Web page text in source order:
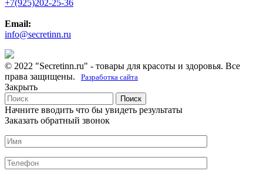
+7(925)202-25-36
Email:
info@secretinn.ru
© 2022 "Secretinn.ru" - товары для красоты и здоровья. Все
права защищены.
Разработка сайта
Закрыть
Поиск
Начните вводить что бы увидеть результаты
Заказать обратный звонок